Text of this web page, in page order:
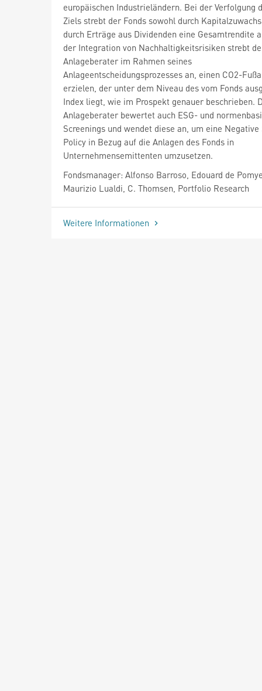
europäischen Industrieländern. Bei der Verfolgung
Ziels strebt der Fonds sowohl durch
durch Erträge aus Dividenden eine Gesamtrendite
der Integration von Nachhaltigkeitsrisiken strebt
Anlageberater im Rahmen seines
Anlageentscheidungsprozesses an, einen CO2-
erzielen, der unter dem Niveau des vom Fonds
Index liegt, wie im Prospekt genauer beschrieben.
Anlageberater bewertet auch ESG- und
Screenings und wendet diese an, um eine Negative
Policy in Bezug auf die Anlagen des Fonds in
Unternehmensemittenten umzusetzen.
Fondsmanager: Alfonso Barroso, Edouard de
Maurizio Lualdi, C. Thomsen, Portfolio Research
Weitere Informationen